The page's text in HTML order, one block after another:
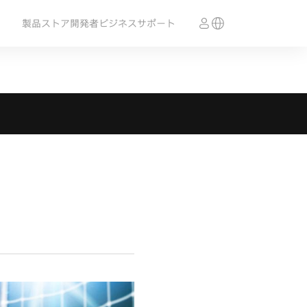
製品ストア開発者ビジネスサポート